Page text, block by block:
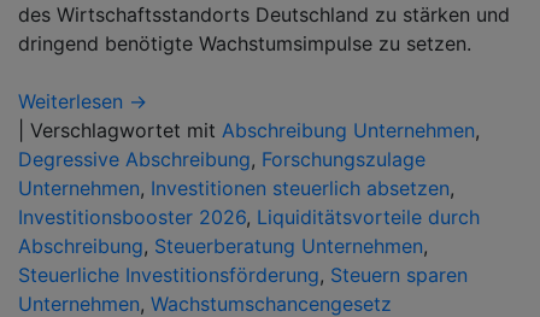
des Wirtschaftsstandorts Deutschland zu stärken und
dringend benötigte Wachstumsimpulse zu setzen.
Weiterlesen →
Verschlagwortet mit Abschreibung Unternehmen,
Degressive Abschreibung, Forschungszulage
Unternehmen, Investitionen steuerlich absetzen,
Investitionsbooster 2026, Liquiditätsvorteile durch
Abschreibung, Steuerberatung Unternehmen,
Steuerliche Investitionsförderung, Steuern sparen
Unternehmen, Wachstumschancengesetz